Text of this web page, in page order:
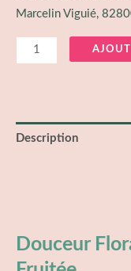
Marcelin Viguié,
Description
Douceur